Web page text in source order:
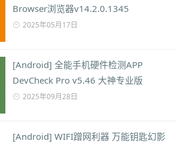
Browser浏览器v14.2.0.1345
2025年05月17日
[Android] 全能手机硬件检测APP
DevCheck Pro v5.46 大神专业版
2025年09月28日
[Android] WIFI蹭网利器 万能钥匙幻影